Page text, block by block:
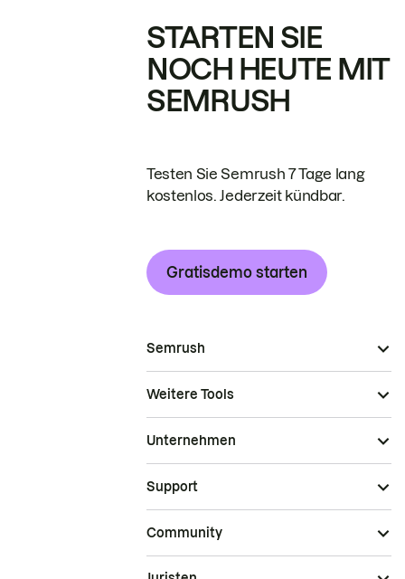
STARTEN SIE
NOCH HEUTE MIT
SEMRUSH
Testen Sie Semrush 7 Tage lang
kostenlos. Jederzeit kündbar.
Gratisdemo starten
Semrush
Weitere Tools
Unternehmen
Support
Community